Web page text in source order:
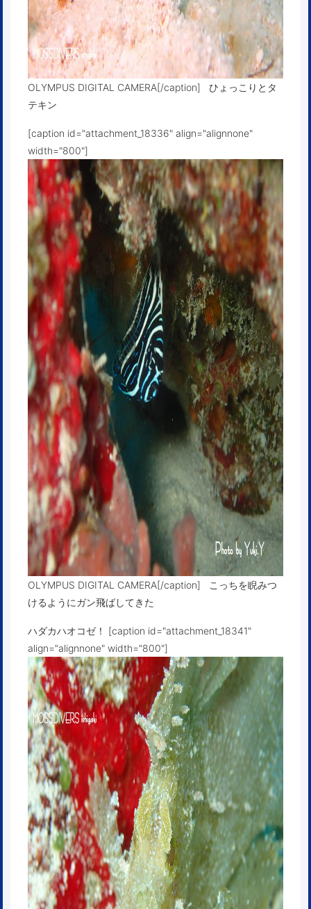
OLYMPUS DIGITAL CAMERA[/caption] ひょっこりとタ
テキン
[caption id="attachment_18336" align="alignnone"
width="800"]
OLYMPUS DIGITAL CAMERA[/caption] こっちを睨みつ
けるようにガン飛ばしてきた
ハダカハオコゼ！ [caption id="attachment_18341"
align="alignnone" width="800"]